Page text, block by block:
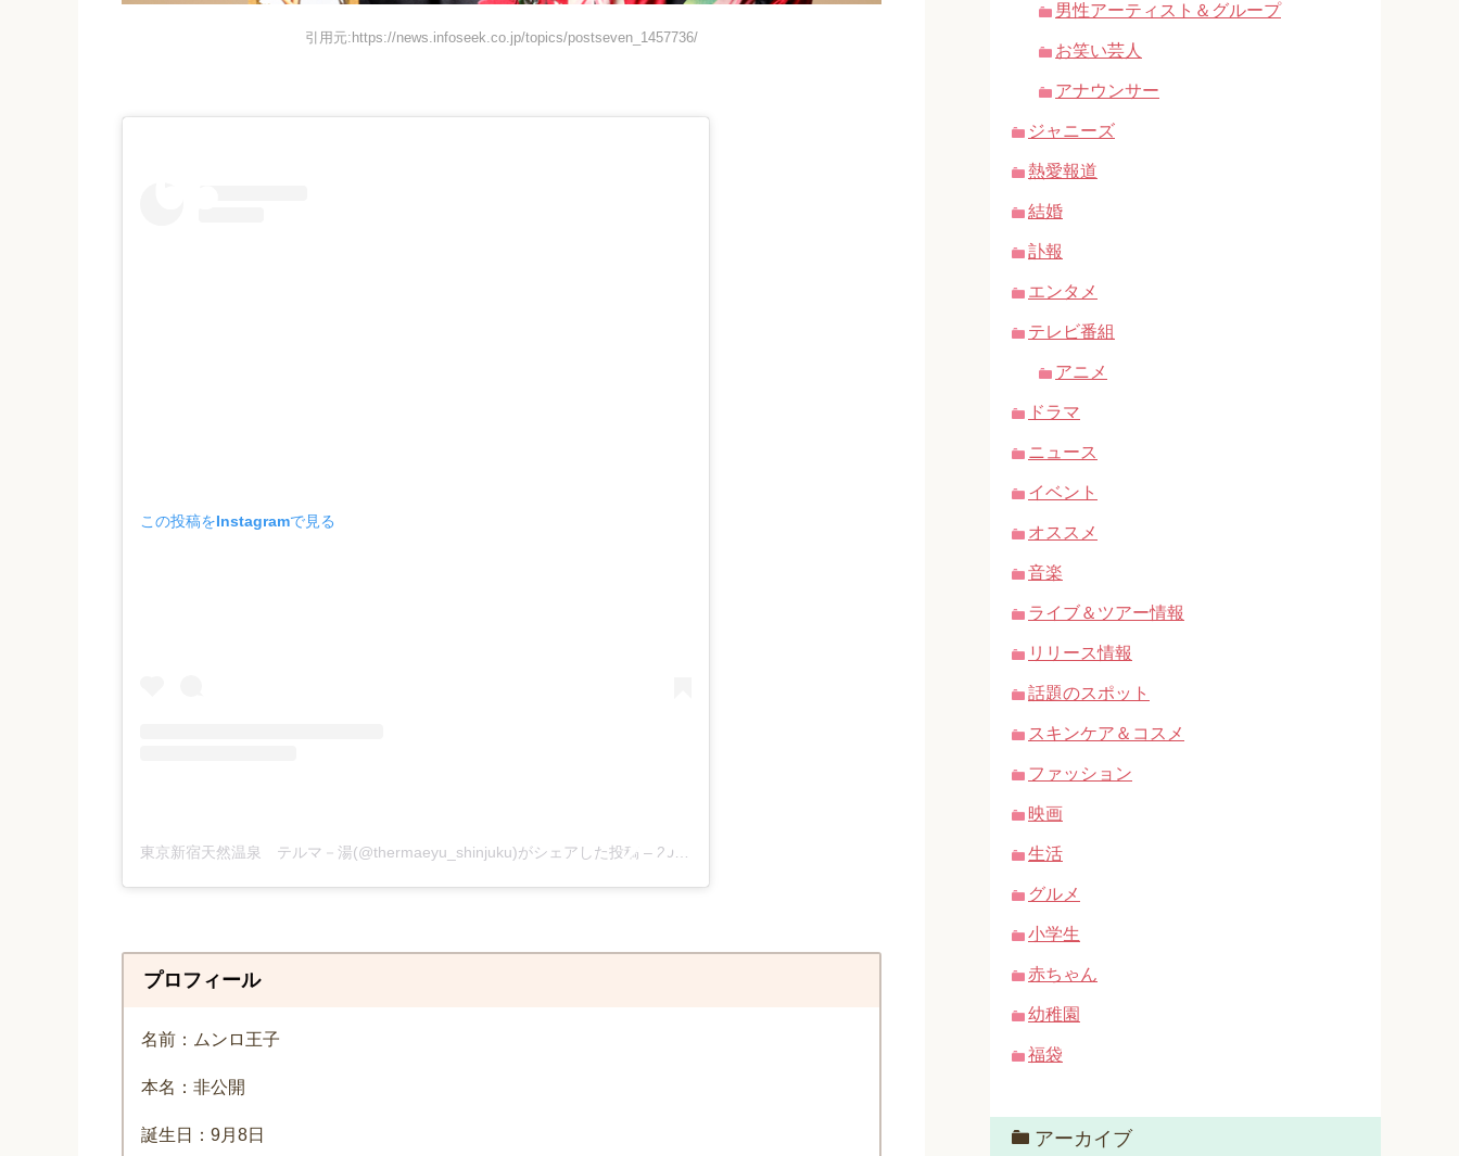
引用元:https://news.infoseek.co.jp/topics/postseven_1457736/
この投稿をInstagramで見る
東京新宿天然温泉 テルマ－湯(@thermaeyu_shinjuku)がシェアした投稿 – 2017年 9月月22日午後8時02分PDT
プロフィール
名前：ムンロ王子
本名：非公開
誕生日：9月8日
男性アーティスト＆グループ
お笑い芸人
アナウンサー
ジャニーズ
熱愛報道
結婚
訃報
エンタメ
テレビ番組
アニメ
ドラマ
ニュース
イベント
オススメ
音楽
ライブ＆ツアー情報
リリース情報
話題のスポット
スキンケア＆コスメ
ファッション
映画
生活
グルメ
小学生
赤ちゃん
幼稚園
福袋
アーカイブ